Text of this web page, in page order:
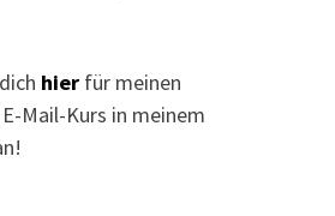
hierfür meinen
Mail-Kurs in meinem